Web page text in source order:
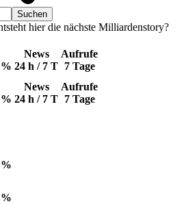
hier die nächste Milliardenstory?
%
News
24 h / 7 T
Aufrufe
7 Tage
%
News
24 h / 7 T
Aufrufe
7 Tage
%
%